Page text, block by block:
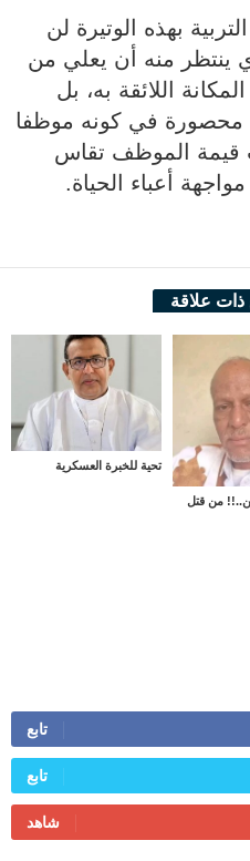
بهذه الوتيرة لن
ينتظر منه أن يعلي من
اللائقة به، بل
محصورة في كونه موظفا
الموظف تقاس
أعباء الحياة.
ذات علاقة
من قتل
تحية للخبرة العسكرية
تابع
تابع
شاهد